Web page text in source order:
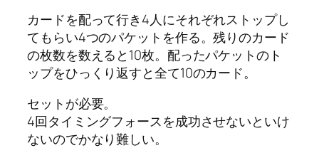
カードを配って行き4人にそれぞれストップし
てもらい4つのパケットを作る。残りのカード
の枚数を数えると10枚。配ったパケットのト
ップをひっくり返すと全て10のカード。
セットが必要。
4回タイミングフォースを成功させないといけ
ないのでかなり難しい。